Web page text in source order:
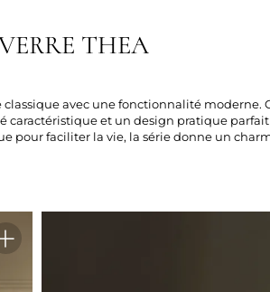
THEA
avec une fonctionnalité moderne.
caractéristique et un design pratique
pour faciliter la vie, la série donne un